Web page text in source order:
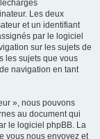
Les deux
et un identifiant
par le logiciel
sur les sujets de
les sujets que vous
navigation en tant
», nous pouvons
au document qui
le logiciel phpBB. La
vous nous envoyez et